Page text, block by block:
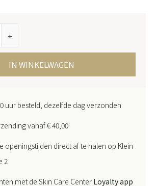
+
IN WINKELWAGEN
uur besteld, dezelfde dag verzonden
vanaf € 40,00
openingstijden direct af te halen op Klein
2
met de Skin Care Center Loyalty app